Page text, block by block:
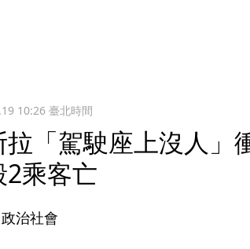
10:26臺北時間
拉「駕駛座上沒人
2乘客亡
政治社會